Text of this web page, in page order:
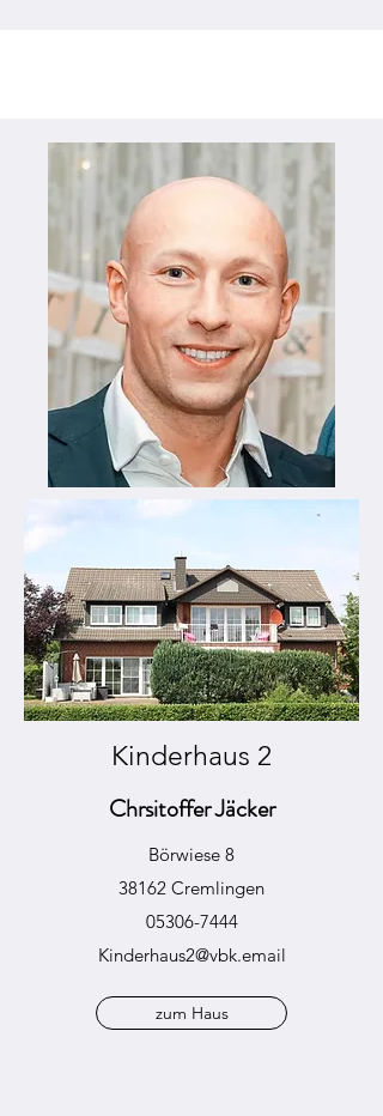
Kinderhaus 2
Chrsitoffer Jäcker
Börwiese 8
38162 Cremlingen
05306-7444
Kinderhaus2@vbk.email
zum Haus